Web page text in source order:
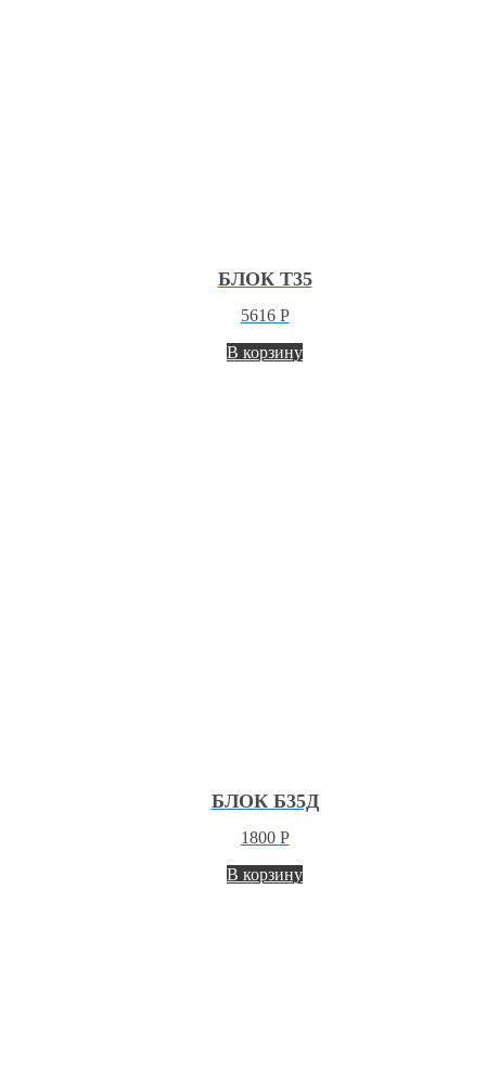
БЛОК T35
5616 Р
В корзину
БЛОК Б35Д
1800 Р
В корзину